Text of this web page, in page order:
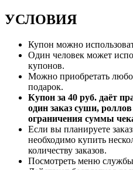
УСЛОВИЯ
Купон можно
Один человек может
купонов.
Можно приобретать
подарок.
Купон за 40 руб. даёт
один заказ суши,
ограничения суммы
Если вы планируете
необходимо купить
количеству заказов.
Посмотреть меню